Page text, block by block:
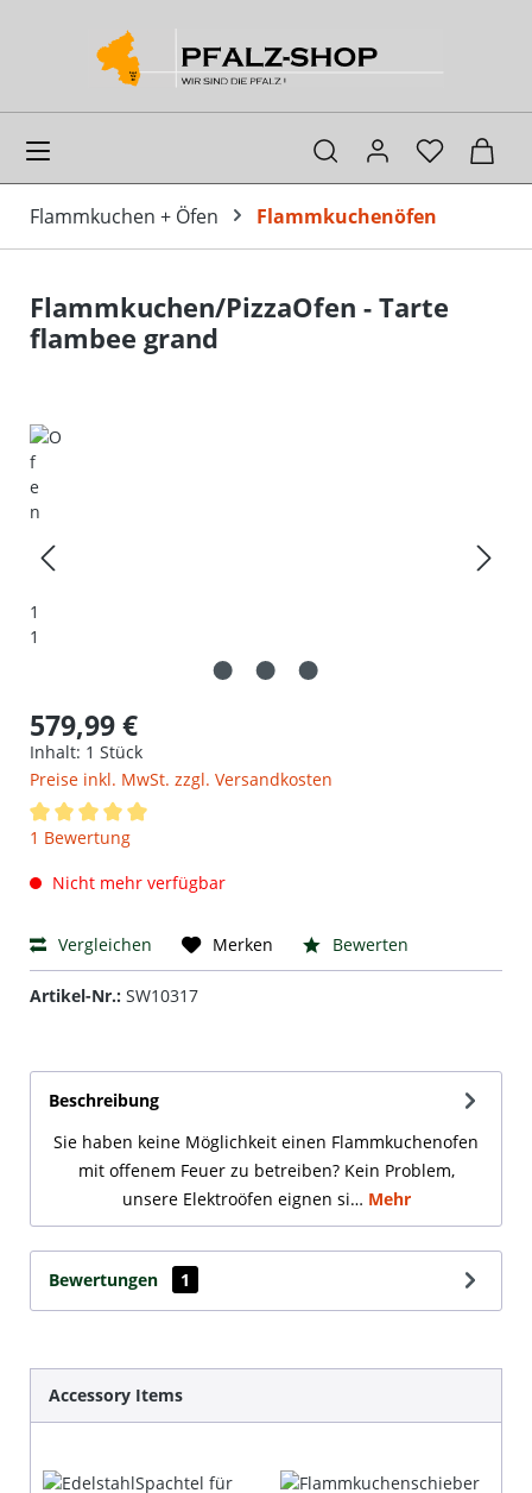
Flammkuchen + Öfen Flammkuchenöfen
Flammkuchen/PizzaOfen - Tarte
flambee grand
Bildergalerie überspringen
579,99 €
Inhalt: 1 Stück
Preise inkl. MwSt. zzgl. Versandkosten
Durchschnittliche Bewertung von 5 von 5 Sternen
1 Bewertung
Nicht mehr verfügbar
Vergleichen Merken Bewerten
Artikel-Nr.: SW10317
Beschreibung
Sie haben keine Möglichkeit einen Flammkuchenofen
mit offenem Feuer zu betreiben? Kein Problem,
unsere Elektroöfen eignen si… Mehr
Bewertungen 1
Accessory Items